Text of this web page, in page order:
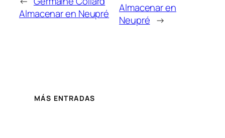
Almacenar en Neupré
Almacenar en
Neupré →
MÁS ENTRADAS